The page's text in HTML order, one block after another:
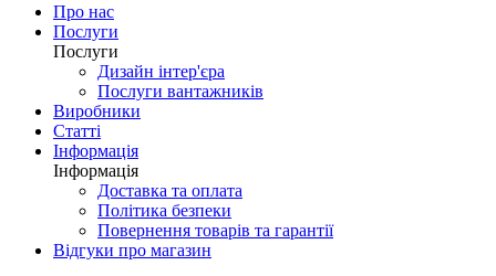
Про нас
Послуги
Послуги
Дизайн інтер'єра
Послуги вантажників
Виробники
Статті
Інформація
Інформація
Доставка та оплата
Політика безпеки
Повернення товарів та гарантії
Відгуки про магазин